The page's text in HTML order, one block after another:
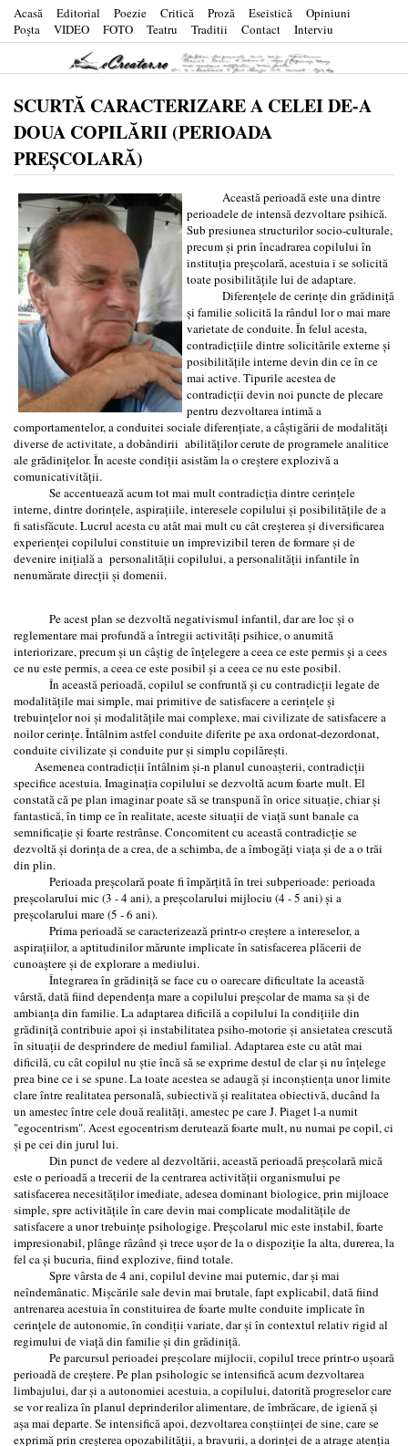
Acasă Editorial Poezie Critică Proză Eseistică
Opiniuni
Poşta
VIDEO FOTO Teatru Traditii Contact Interviu
SCURTĂ CARACTERIZARE A CELEI DE-A
DOUA COPILĂRII (PERIOADA
PREŞCOLARĂ)
Această perioadă este una dintre
perioadele de intensă dezvoltare psihică.
Sub presiunea structurilor socio-culturale,
precum şi prin încadrarea copilului în
instituția preşcolară, acestuia i se solicită
toate posibilitățile lui de adaptare.
Diferențele de cerințe din grădiniță
şi familie solicită la rândul lor o mai mare
varietate de conduite. În felul acesta,
contradicțiile dintre solicitările externe şi
posibilitățile interne devin din ce în ce
mai active. Tipurile acestea de
contradicții devin noi puncte de plecare
pentru dezvoltarea intimă a
comportamentelor, a conduitei sociale diferențiate, a câştigării de modalități
diverse de activitate, a dobândirii abilităților cerute de programele analitice
ale grădinițelor. În aceste condiții asistăm la o creştere explozivă a
comunicativității.
Se accentuează acum tot mai mult contradicția dintre cerințele
interne, dintre dorințele, aspiraţiile, interesele copilului şi posibilitățile de a
fi satisfăcute. Lucrul acesta cu atât mai mult cu cât creşterea şi diversificarea
experienței copilului constituie un imprevizibil teren de formare şi de
devenire inițială a personalității copilului, a personalității infantile în
nenumărate direcții şi domenii.
Pe acest plan se dezvoltă negativismul infantil, dar are loc şi o
reglementare mai profundă a întregii activități psihice, o anumită
interiorizare, precum şi un câştig de înțelegere a ceea ce este permis şi a cees
ce nu este permis, a ceea ce este posibil şi a ceea ce nu este posibil.
În această perioadă, copilul se confruntă şi cu contradicții legate de
modalităţile mai simple, mai primitive de satisfacere a cerințele şi
trebuințelor noi şi modalităţile mai complexe, mai civilizate de satisfacere a
noilor cerințe. Întâlnim astfel conduite diferite pe axa ordonat-dezordonat,
conduite civilizate şi conduite pur şi simplu copilăreşti.
Asemenea contradicții întâlnim şi-n planul cunoaşterii, contradicții
specifice acestuia. Imaginația copilului se dezvoltă acum foarte mult. El
constată că pe plan imaginar poate să se transpună în orice situație, chiar şi
fantastică, în timp ce în realitate, aceste situații de viață sunt banale ca
semnificație şi foarte restrânse. Concomitent cu această contradicție se
dezvoltă şi dorința de a crea, de a schimba, de a îmbogăți viața şi de a o trăi
din plin.
Perioada preşcolară poate fi împărțită în trei subperioade: perioada
preşcolarului mic (3 - 4 ani), a preşcolarului mijlociu (4 - 5 ani) şi a
preşcolarului mare (5 - 6 ani).
Prima perioadă se caracterizează printr-o creştere a intereselor, a
aspiraţiilor, a aptitudinilor mărunte implicate în satisfacerea plăcerii de
cunoaştere şi de explorare a mediului.
Întegrarea în grădiniță se face cu o oarecare dificultate la această
vârstă, dată fiind dependența mare a copilului preşcolar de mama sa şi de
ambianța din familie. La adaptarea dificilă a copilului la condițiile din
grădiniță contribuie apoi şi instabilitatea psiho-motorie şi ansietatea crescută
în situații de desprindere de mediul familial. Adaptarea este cu atât mai
dificilă, cu cât copilul nu ştie încă să se exprime destul de clar şi nu înțelege
prea bine ce i se spune. La toate acestea se adaugă şi inconştiența unor limite
clare între realitatea personală, subiectivă şi realitatea obiectivă, ducând la
un amestec între cele două realități, amestec pe care J. Piaget l-a numit
"egocentrism". Acest egocentrism derutează foarte mult, nu numai pe copil, ci
şi pe cei din jurul lui.
Din punct de vedere al dezvoltării, această perioadă preşcolară mică
este o perioadă a trecerii de la centrarea activității organismului pe
satisfacerea necesităților imediate, adesea dominant biologice, prin mijloace
simple, spre activitățile în care devin mai complicate modalităţile de
satisfacere a unor trebuințe psihologige. Preşcolarul mic este instabil, foarte
impresionabil, plânge râzând şi trece uşor de la o dispoziție la alta, durerea, la
fel ca şi bucuria, fiind explozive, fiind totale.
Spre vârsta de 4 ani, copilul devine mai puternic, dar şi mai
neîndemânatic. Mişcările sale devin mai brutale, fapt explicabil, dată fiind
antrenarea acestuia în constituirea de foarte multe conduite implicate în
cerințele de autonomie, în condiții variate, dar şi în contextul relativ rigid al
regimului de viață din familie şi din grădiniță.
Pe parcursul perioadei preşcolare mijlocii, copilul trece printr-o uşoară
perioadă de creştere. Pe plan psihologic se intensifică acum dezvoltarea
limbajului, dar şi a autonomiei acestuia, a copilului, datorită progreselor care
se vor realiza în planul deprinderilor alimentare, de îmbrăcare, de igienă şi
aşa mai departe. Se intensifică apoi, dezvoltarea conştiinței de sine, care se
exprimă prin creşterea opozabilității, a bravurii, a dorinței de a atrage atenția